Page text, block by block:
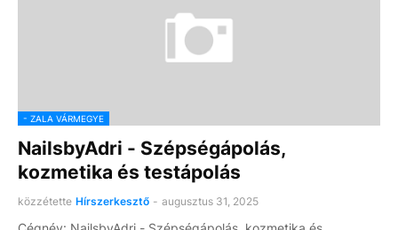
- ZALA VÁRMEGYE
NailsbyAdri - Szépségápolás,
kozmetika és testápolás
közzétette Hírszerkesztő - augusztus 31, 2025